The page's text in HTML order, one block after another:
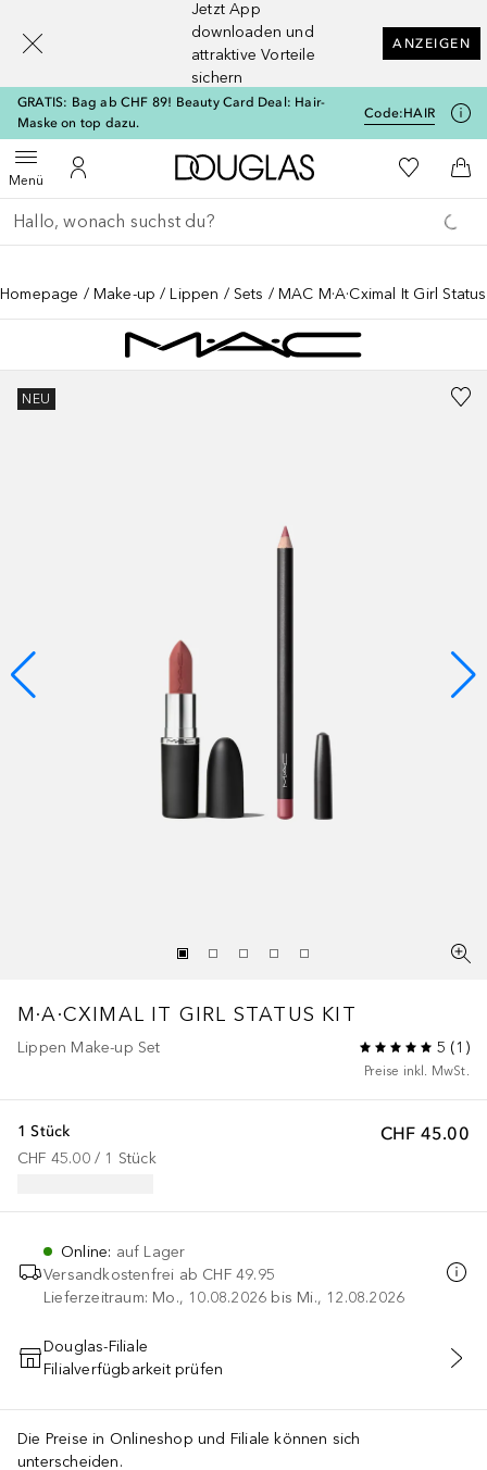
Jetzt App
downloaden und
attraktive Vorteile
sichern
ANZEIGEN
GRATIS: Bag ab CHF 89! Beauty Card Deal: Hair-
Maske on top dazu.
Code:HAIR
MenüMenü öffnenZu Meinem Kundenkonto
Zur Douglas Startseite
Zu Meiner
Gehe zurück
Suche ausführen
Homepage Make-up Lippen Sets MAC M·A·Cximal It Girl
NEU
M·A·CXIMAL IT GIRL STATUS KIT
Lippen Make-up Set 5 (1 )
Preise inkl. MwSt.
CHF 45.00
1 Stück
CHF 45.00 / 1 Stück
Online: auf Lager
Versandkostenfrei ab CHF 49.95
Lieferzeitraum: Mo., 10.08.2026 bis Mi., 12.08.2026
IN DEN WARENKORB
Douglas-Filiale
Filialverfügbarkeit prüfen
Die Preise in Onlineshop und Filiale können sich
unterscheiden.
[navigation.slideout.screenreader]